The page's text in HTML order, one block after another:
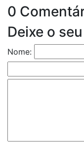
0
Deixe o
Nome: